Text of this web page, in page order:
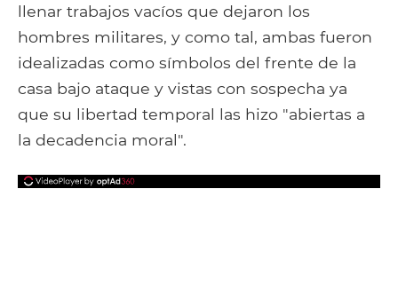
llenar trabajos vacíos que dejaron los
hombres militares, y como tal, ambas fueron
idealizadas como símbolos del frente de la
casa bajo ataque y vistas con sospecha ya
que su libertad temporal las hizo "abiertas a
la decadencia moral".